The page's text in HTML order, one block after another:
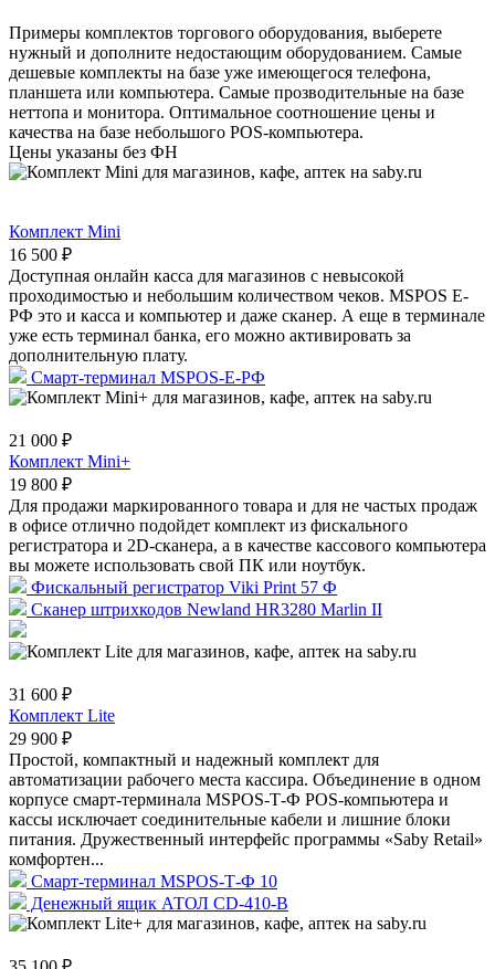
Примеры комплектов торгового оборудования, выберете
нужный и дополните недостающим оборудованием. Самые
дешевые комплекты на базе уже имеющегося телефона,
планшета или компьютера. Самые прозводительные на базе
неттопа и монитора. Оптимальное соотношение цены и
качества на базе небольшого POS-компьютера.
Цены указаны без ФН
Комплект Mini
16 500 ₽
Доступная онлайн касса для магазинов с невысокой
проходимостью и небольшим количеством чеков. MSPOS Е-
РФ это и касса и компьютер и даже сканер. А еще в терминале
уже есть терминал банка, его можно активировать за
дополнительную плату.
Смарт-терминал MSPOS-E-РФ
21 000 ₽
Комплект Mini+
19 800 ₽
Для продажи маркированного товара и для не частых продаж
в офисе отлично подойдет комплект из фискального
регистратора и 2D-сканера, а в качестве кассового компьютера
вы можете использовать свой ПК или ноутбук.
Фискальный регистратор Viki Print 57 Ф
Сканер штрихкодов Newland HR3280 Marlin II
31 600 ₽
Комплект Lite
29 900 ₽
Простой, компактный и надежный комплект для
автоматизации рабочего места кассира. Объединение в одном
корпусе смарт-терминала MSPOS-Т-Ф POS-компьютера и
кассы исключает соединительные кабели и лишние блоки
питания. Дружественный интерфейс программы «Saby Retail»
комфортен...
Смарт-терминал MSPOS-Т-Ф 10
Денежный ящик АТОЛ CD-410-В